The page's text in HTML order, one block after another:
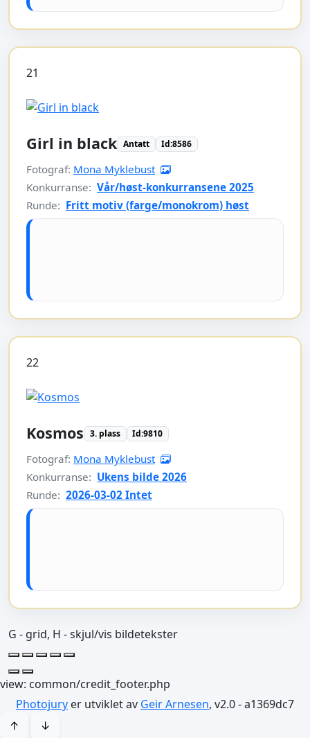
21
Girl in black Antatt Id:8586
Fotograf: Mona Myklebust
Konkurranse: Vår/høst-konkurransene 2025
Runde: Fritt motiv (farge/monokrom) høst
22
Kosmos 3. plass Id:9810
Fotograf: Mona Myklebust
Konkurranse: Ukens bilde 2026
Runde: 2026-03-02 Intet
G - grid, H - skjul/vis bildetekster
view: common/credit_footer.php
Photojury er utviklet av Geir Arnesen, v2.0 - a1369dc7
↑
↓